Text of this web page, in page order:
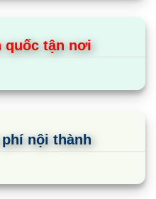
quốc tận nơi
nội thành